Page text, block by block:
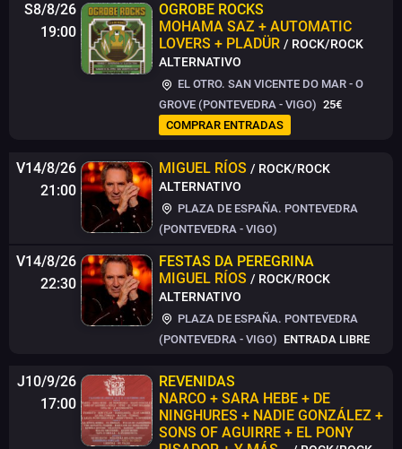
S8/8/26
19:00
OGROBE ROCKS
MOHAMA SAZ + AUTOMATIC
LOVERS + PLADÜR / ROCK/ROCK
ALTERNATIVO
EL OTRO. SAN VICENTE DO MAR - O
GROVE (PONTEVEDRA - VIGO) 25€
COMPRAR ENTRADAS
V14/8/26
21:00
MIGUEL RÍOS / ROCK/ROCK
ALTERNATIVO
PLAZA DE ESPAÑA. PONTEVEDRA
(PONTEVEDRA - VIGO)
V14/8/26
22:30
FESTAS DA PEREGRINA
MIGUEL RÍOS / ROCK/ROCK
ALTERNATIVO
PLAZA DE ESPAÑA. PONTEVEDRA
(PONTEVEDRA - VIGO) ENTRADA LIBRE
J10/9/26
17:00
REVENIDAS
NARCO + SARA HEBE + DE
NINGHURES + NADIE GONZÁLEZ +
SONS OF AGUIRRE + EL PONY